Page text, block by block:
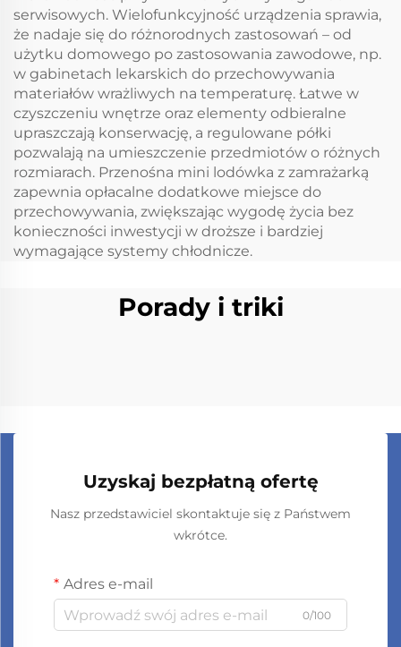
serwisowych. Wielofunkcyjność urządzenia sprawia,
że nadaje się do różnorodnych zastosowań – od
użytku domowego po zastosowania zawodowe, np.
w gabinetach lekarskich do przechowywania
materiałów wrażliwych na temperaturę. Łatwe w
czyszczeniu wnętrze oraz elementy odbieralne
upraszczają konserwację, a regulowane półki
pozwalają na umieszczenie przedmiotów o różnych
rozmiarach. Przenośna mini lodówka z zamrażarką
zapewnia opłacalne dodatkowe miejsce do
przechowywania, zwiększając wygodę życia bez
konieczności inwestycji w droższe i bardziej
wymagające systemy chłodnicze.
Porady i triki
Uzyskaj bezpłatną ofertę
Nasz przedstawiciel skontaktuje się z Państwem
wkrótce.
Adres e-mail
0/100